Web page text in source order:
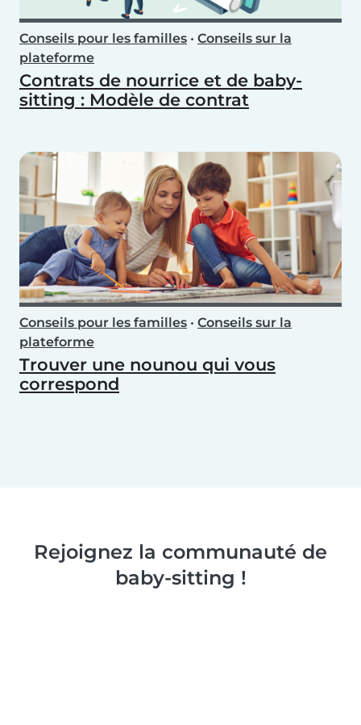
Conseils pour les familles • Conseils sur la
plateforme
Contrats de nourrice et de baby-
sitting : Modèle de contrat
Conseils pour les familles • Conseils sur la
plateforme
Trouver une nounou qui vous
correspond
Rejoignez la communauté de
baby-sitting !